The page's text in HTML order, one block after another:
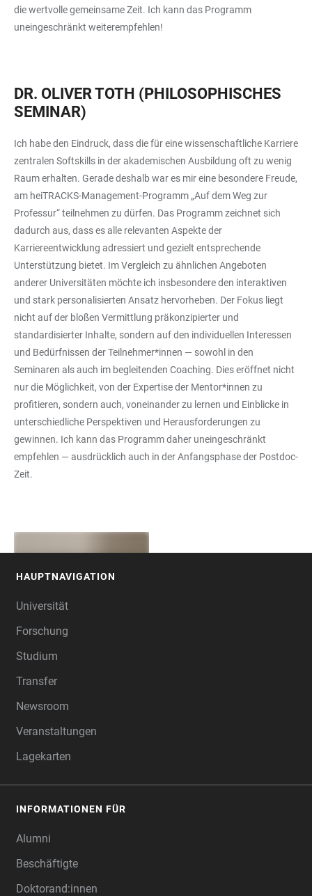
die wertvolle gemeinsame Zeit. Ich kann das Programm
uneingeschränkt weiterempfehlen!
DR. OLIVER TOTH (PHILOSOPHISCHES
SEMINAR)
Ich habe den Eindruck, dass die für eine wissenschaftliche Karriere
zentralen Softskills in der akademischen Ausbildung oft zu wenig
Raum erhalten. Gerade deshalb war es mir eine besondere Freude,
am heiTRACKS-Management-Programm „Auf dem Weg zur
Professur“ teilnehmen zu dürfen. Das Programm zeichnet sich
dadurch aus, dass es alle relevanten Aspekte der
Karriereentwicklung adressiert und gezielt entsprechende
Unterstützung bietet. Im Vergleich zu ähnlichen Angeboten
anderer Universitäten möchte ich insbesondere den interaktiven
und stark personalisierten Ansatz hervorheben. Der Fokus liegt
nicht auf der bloßen Vermittlung präkonzipierter und
standardisierter Inhalte, sondern auf den individuellen Interessen
und Bedürfnissen der Teilnehmer*innen — sowohl in den
Seminaren als auch im begleitenden Coaching. Dies eröffnet nicht
nur die Möglichkeit, von der Expertise der Mentor*innen zu
profitieren, sondern auch, voneinander zu lernen und Einblicke in
unterschiedliche Perspektiven und Herausforderungen zu
gewinnen. Ich kann das Programm daher uneingeschränkt
empfehlen — ausdrücklich auch in der Anfangsphase der Postdoc-
Zeit.
HAUPTNAVIGATION
Universität
Forschung
Studium
Transfer
Newsroom
Veranstaltungen
Lagekarten
INFORMATIONEN FÜR
Alumni
Beschäftigte
Doktorand:innen